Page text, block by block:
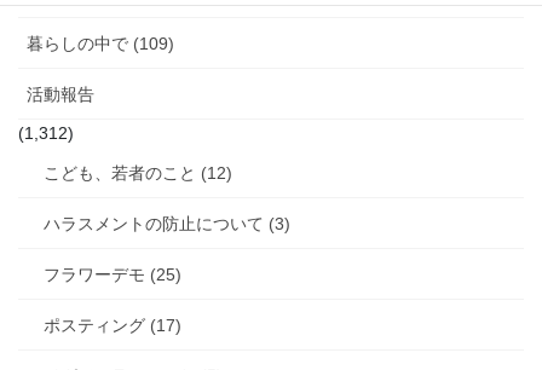
暮らしの中で (109)
活動報告
(1,312)
こども、若者のこと (12)
ハラスメントの防止について (3)
フラワーデモ (25)
ポスティング (17)